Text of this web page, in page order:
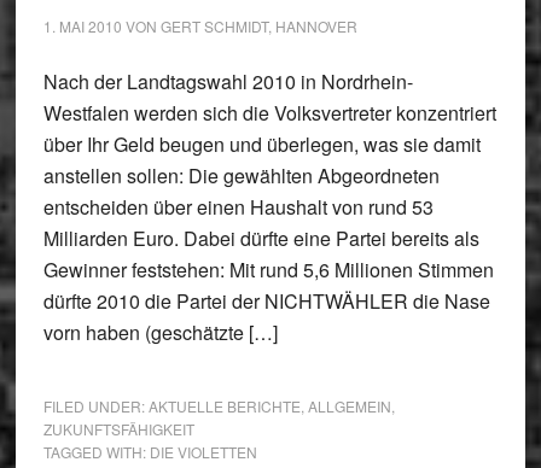
1. MAI 2010 VON GERT SCHMIDT, HANNOVER
Nach der Landtagswahl 2010 in Nordrhein-
Westfalen werden sich die Volksvertreter konzentriert
über Ihr Geld beugen und überlegen, was sie damit
anstellen sollen: Die gewählten Abgeordneten
entscheiden über einen Haushalt von rund 53
Milliarden Euro. Dabei dürfte eine Partei bereits als
Gewinner feststehen: Mit rund 5,6 Millionen Stimmen
dürfte 2010 die Partei der NICHTWÄHLER die Nase
vorn haben (geschätzte […]
FILED UNDER:AKTUELLE BERICHTE ALLGEMEIN
ZUKUNFTSFÄHIGKEIT
TAGGED WITH: DIE VIOLETTEN